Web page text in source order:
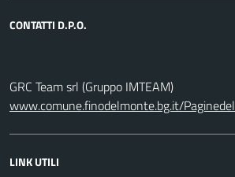
CONTATTI D.P.O.
GRC Team srl (Gruppo IMTEAM)
www.comune.finodelmonte.bg.it/
LINK UTILI